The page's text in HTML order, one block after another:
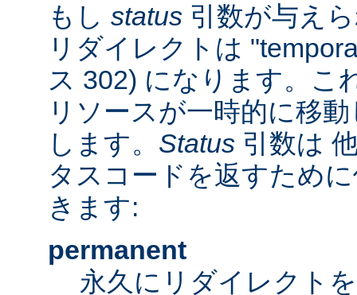
もし status 引数が与え
リダイレクトは
ス 302) になります。こ
リソースが一時的に移
します。 Status 引数は
タスコードを返すため
きます:
permanent
永久にリダイレクト